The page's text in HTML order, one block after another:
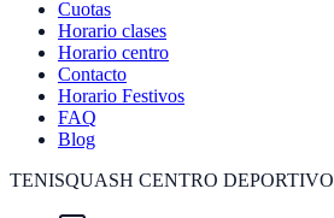
Cuotas
Horario clases
Horario centro
Contacto
Horario Festivos
FAQ
Blog
TENISQUASH CENTRO DEPORTIVO